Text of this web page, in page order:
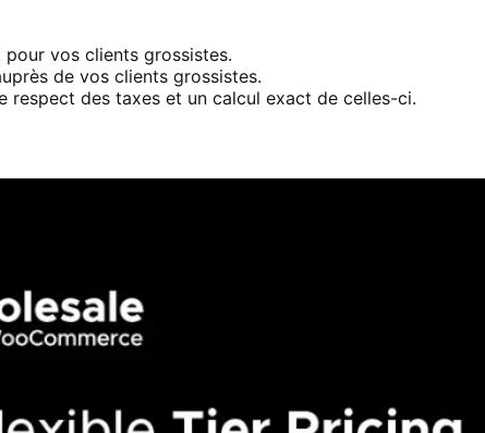
vos clients grossistes.
de vos clients grossistes.
respect des taxes et un calcul exact de celles-ci.